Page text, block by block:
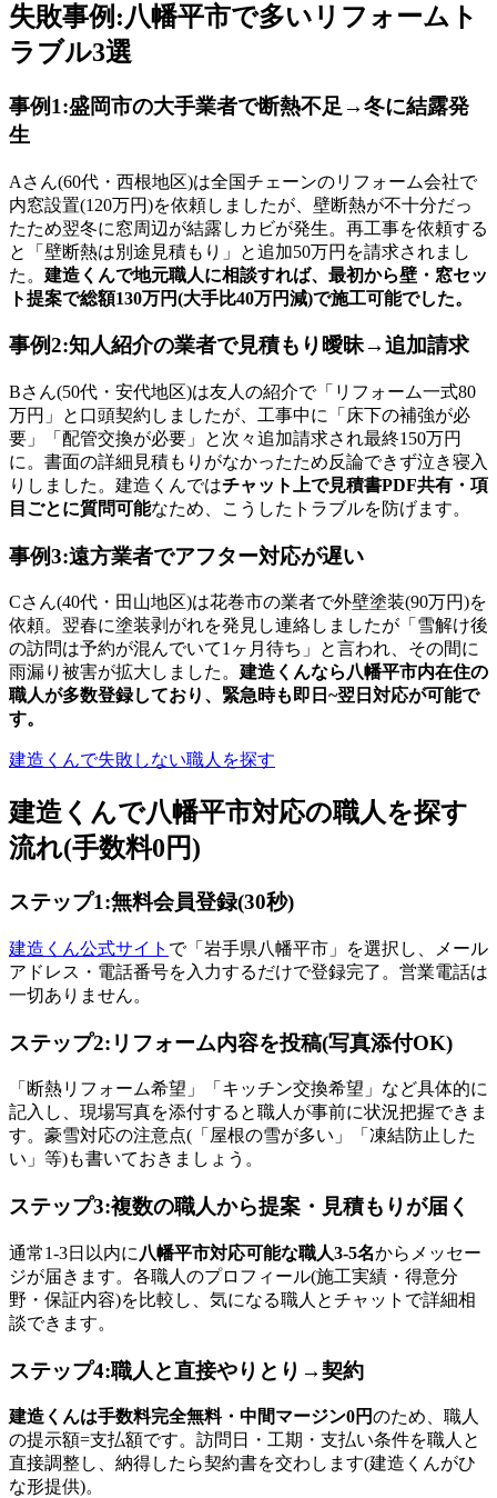
失敗事例:八幡平市で多いリフォームト
ラブル3選
事例1:盛岡市の大手業者で断熱不足→冬に結露発
生
Aさん(60代・西根地区)は全国チェーンのリフォーム会社で
内窓設置(120万円)を依頼しましたが、壁断熱が不十分だっ
たため翌冬に窓周辺が結露しカビが発生。再工事を依頼する
と「壁断熱は別途見積もり」と追加50万円を請求されまし
た。 建造くんで地元職人に相談すれば、最初から壁・窓セッ
ト提案で総額130万円(大手比40万円減)で施工可能でした。
事例2:知人紹介の業者で見積もり曖昧→追加請求
Bさん(50代・安代地区)は友人の紹介で「リフォーム一式80
万円」と口頭契約しましたが、工事中に「床下の補強が必
要」「配管交換が必要」と次々追加請求され最終150万円
に。書面の詳細見積もりがなかったため反論できず泣き寝入
りしました。建造くんではチャット上で見積書PDF共有・項
目ごとに質問可能なため、こうしたトラブルを防げます。
事例3:遠方業者でアフター対応が遅い
Cさん(40代・田山地区)は花巻市の業者で外壁塗装(90万円)を
依頼。翌春に塗装剥がれを発見し連絡しましたが「雪解け後
の訪問は予約が混んでいて1ヶ月待ち」と言われ、その間に
雨漏り被害が拡大しました。 建造くんなら八幡平市内在住の
職人が多数登録しており、緊急時も即日~翌日対応が可能で
す。
建造くんで失敗しない職人を探す
建造くんで八幡平市対応の職人を探す
流れ(手数料0円)
ステップ1:無料会員登録(30秒)
建造くん公式サイト で「岩手県八幡平市」を選択し、メール
アドレス・電話番号を入力するだけで登録完了。営業電話は
一切ありません。
ステップ2:リフォーム内容を投稿(写真添付OK)
「断熱リフォーム希望」「キッチン交換希望」など具体的に
記入し、現場写真を添付すると職人が事前に状況把握できま
す。豪雪対応の注意点(「屋根の雪が多い」「凍結防止した
い」等)も書いておきましょう。
ステップ3:複数の職人から提案・見積もりが届く
通常1-3日以内に 八幡平市対応可能な職人3-5名からメッセー
ジが届きます。各職人のプロフィール(施工実績・得意分
野・保証内容)を比較し、気になる職人とチャットで詳細相
談できます。
ステップ4:職人と直接やりとり→契約
建造くんは手数料完全無料・中間マージン0円のため、職人
の提示額=支払額です。訪問日・工期・支払い条件を職人と
直接調整し、納得したら契約書を交わします(建造くんがひ
な形提供)。